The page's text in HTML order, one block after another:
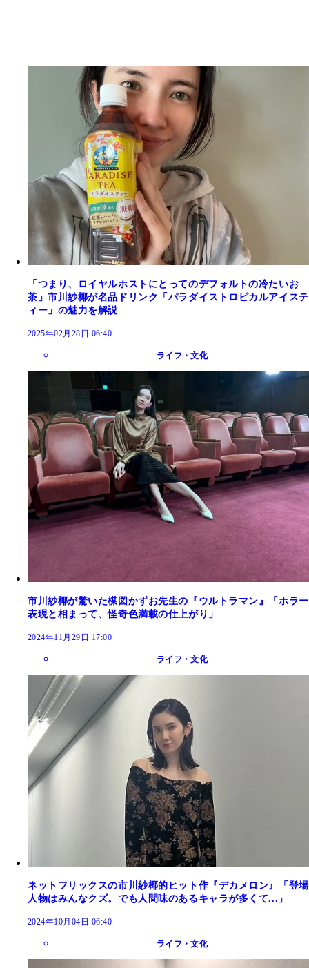
「つまり、ロイヤルホストにとってのデフォルトの冷たいお
茶」市川紗椰が名品ドリンク「パラダイストロピカルアイステ
ィー」の魅力を解説
2025年02月28日 06:40
ライフ・文化
市川紗椰が驚いた楳図かずお先生の『ウルトラマン』「ホラー
表現と相まって、怪奇色満載の仕上がり」
2024年11月29日 17:00
ライフ・文化
ネットフリックスの市川紗椰的ヒット作『デカメロン』「登場
人物はみんなクズ。でも人間味のあるキャラが多くて...」
2024年10月04日 06:40
ライフ・文化